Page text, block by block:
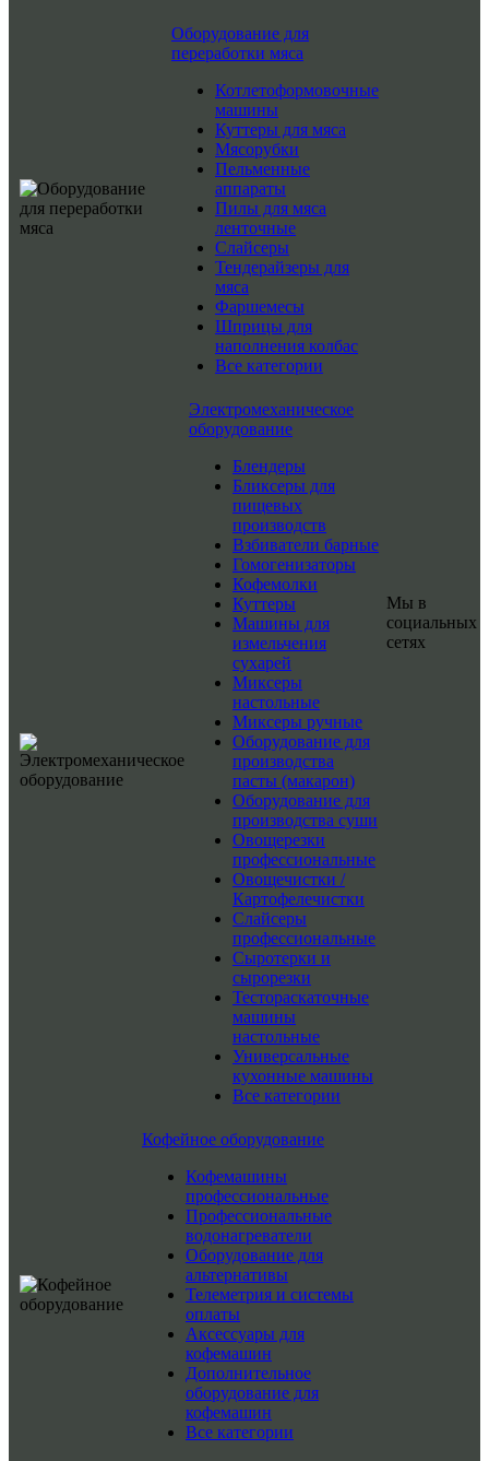
Оборудование для
переработки мяса
Котлетоформовочные
машины
Куттеры для мяса
Мясорубки
Пельменные
аппараты
Пилы для мяса
ленточные
Слайсеры
Тендерайзеры для
мяса
Фаршемесы
Шприцы для
наполнения колбас
Все категории
Электромеханическое
оборудование
Блендеры
Бликсеры для
пищевых
производств
Взбиватели барные
Гомогенизаторы
Кофемолки
Куттеры
Машины для
измельчения
сухарей
Миксеры
настольные
Миксеры ручные
Оборудование для
производства
пасты (макарон)
Оборудование для
производства суши
Овощерезки
профессиональные
Овощечистки /
Картофелечистки
Слайсеры
профессиональные
Сыротерки и
сырорезки
Тестораскаточные
машины
настольные
Универсальные
кухонные машины
Все категории
Кофейное оборудование
Кофемашины
профессиональные
Профессиональные
водонагреватели
Оборудование для
альтернативы
Телеметрия и системы
оплаты
Аксессуары для
кофемашин
Дополнительное
оборудование для
кофемашин
Все категории
Мы в
социальных
сетях